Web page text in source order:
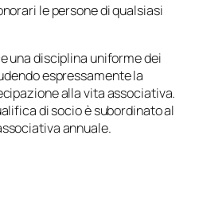
le persone di qualsiasi
una disciplina uniforme dei
espressamente la
alla vita associativa.
di socio è subordinato al
annuale.